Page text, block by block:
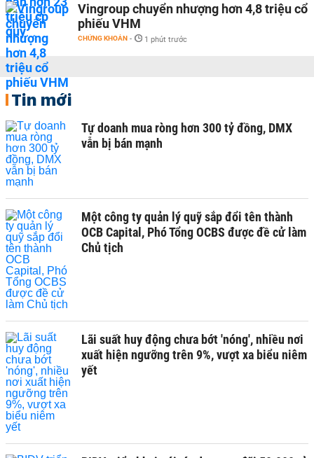
Vingroup chuyển nhượng hơn 4,8 triệu cổ
phiếu VHM
CHỨNG KHOÁN - 1 phút trước
Tin mới
Tự doanh mua ròng hơn 300 tỷ đồng, DMX
vẫn bị bán mạnh
Một công ty quản lý quỹ sắp đổi tên thành
OCB Capital, Phó Tổng OCBS được đề cử làm
Chủ tịch
Lãi suất huy động chưa bớt 'nóng', nhiều nơi
xuất hiện ngưỡng trên 9%, vượt xa biểu niêm
yết